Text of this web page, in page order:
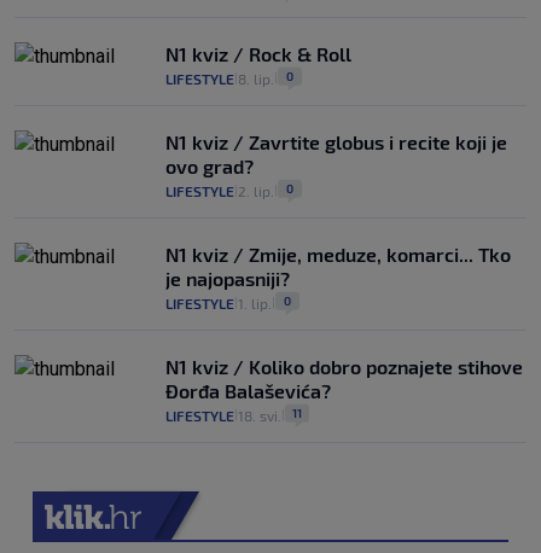
N1 kviz / Rock & Roll
LIFESTYLE 8. lip. 0
N1 kviz / Zavrtite globus i recite koji je
ovo grad?
LIFESTYLE 2. lip. 0
N1 kviz / Zmije, meduze, komarci... Tko
je najopasniji?
LIFESTYLE 1. lip. 0
N1 kviz / Koliko dobro poznajete stihove
Đorđa Balaševića?
LIFESTYLE 18. svi. 11